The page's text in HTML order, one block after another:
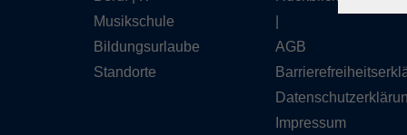
Musikschule
Bildungsurlaube
Standorte
AGB
Impressum